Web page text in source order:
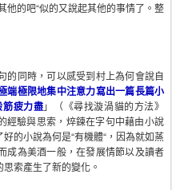
他的吧“似的又說起其他的事情了。整
的同時，可以感受到村上為何會說自
端極限地集中注意力寫出一篇長篇小
疲力盡」（《尋找漩渦貓的方法》
經驗與思索，焠鍊在字句中藉由小說
的小說為何是“有機體“，因為就如蒸
成為美酒一般，在發展情節以及讀者
索產生了新的變化。